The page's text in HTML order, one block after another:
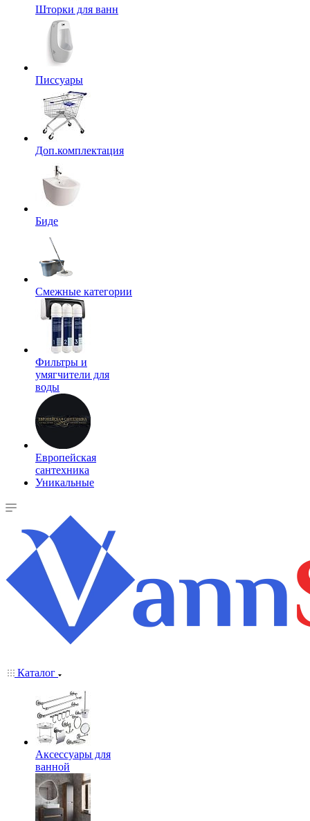
Шторки для ванн
Писсуары
Доп.комплектация
Биде
Смежные категории
Фильтры и
умягчители для
воды
Европейская
сантехника
Уникальные
Каталог
Аксессуары для
ванной